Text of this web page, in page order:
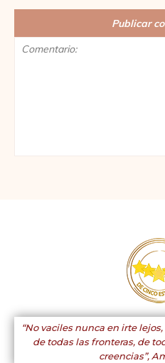
“No vaciles nunca en irte
de todas las fronteras, de
creencias”,